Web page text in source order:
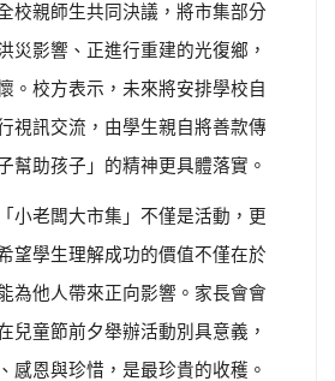
校親師生共同決議，將市集部分
災影響、正進行重建的光復鄉，
。校方表示，未來將安排學校自
視訊交流，由學生親自將善款傳
幫助孩子」的精神更具體落實。
小老闆大市集」不僅是活動，更
望學生理解成功的價值不僅在於
為他人帶來正向影響。家長會會
兒童節前夕舉辦活動別具意義，
感恩與珍惜，是最珍貴的收穫。